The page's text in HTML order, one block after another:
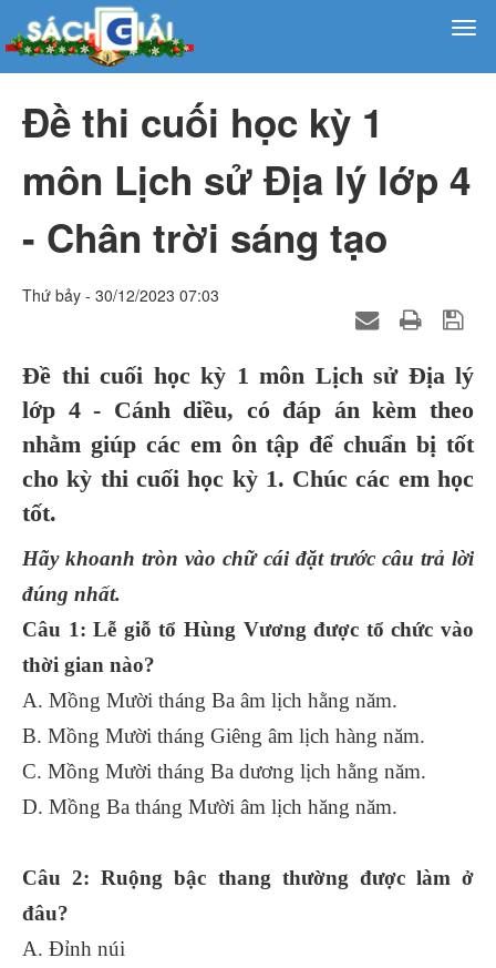
Đề thi cuối học kỳ 1
môn Lịch sử Địa lý lớp 4
- Chân trời sáng tạo
Thứ bảy - 30/12/2023 07:03
Đề thi cuối học kỳ 1 môn Lịch sử Địa lý
lớp 4 - Cánh diều, có đáp án kèm theo
nhằm giúp các em ôn tập để chuẩn bị tốt
cho kỳ thi cuối học kỳ 1. Chúc các em học
tốt.
Hãy khoanh tròn vào chữ cái đặt trước câu trả lời
đúng nhất.
Câu 1: Lễ giỗ tổ Hùng Vương được tổ chức vào
thời gian nào?
A. Mồng Mười tháng Ba âm lịch hằng năm.
B. Mồng Mười tháng Giêng âm lịch hàng năm.
C. Mồng Mười tháng Ba dương lịch hằng năm.
D. Mồng Ba tháng Mười âm lịch hăng năm.
Câu 2: Ruộng bậc thang thường được làm ở
đâu?
A. Đỉnh núi